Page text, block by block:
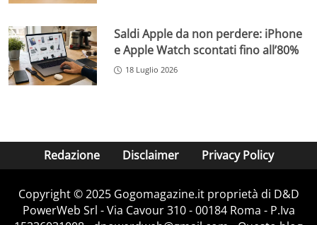
Saldi Apple da non perdere: iPhone
e Apple Watch scontati fino all’80%
18 Luglio 2026
Redazione Disclaimer Privacy Policy
Copyright © 2025 Gogomagazine.it proprietà di D&D
PowerWeb Srl - Via Cavour 310 - 00184 Roma - P.Iva